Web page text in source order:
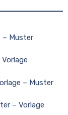
– Muster
– Muster
– Vorlage